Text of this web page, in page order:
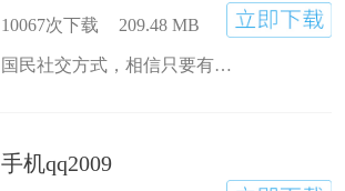
10067次下载
209.48 MB
国民社交方式，相信只要有用智能手机的人都有在用微信，操作简单人人轻易上手，功能强大，而且还全免费任你使用。微信8.0版本官方版下载安装可以设置视频来电铃声哦！让你等待不无聊。
手机qq2009